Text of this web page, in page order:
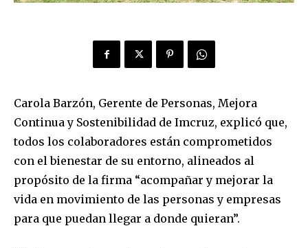
Carola Barzón, Gerente de Personas, Mejora
Continua y Sostenibilidad de Imcruz, explicó que,
todos los colaboradores están comprometidos
con el bienestar de su entorno, alineados al
propósito de la firma “acompañar y mejorar la
vida en movimiento de las personas y empresas
para que puedan llegar a donde quieran”.